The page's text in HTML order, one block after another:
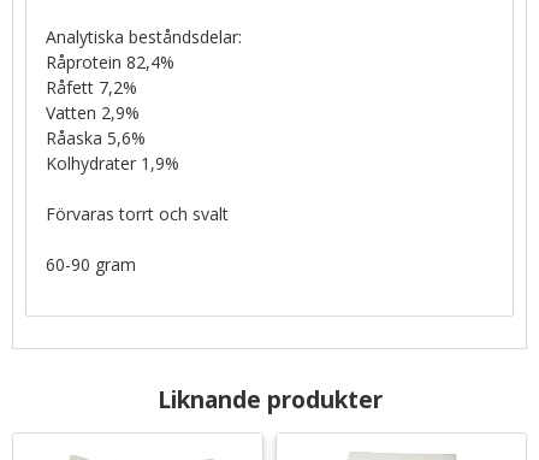
Analytiska beståndsdelar:
Råprotein 82,4%
Råfett 7,2%
Vatten 2,9%
Råaska 5,6%
Kolhydrater 1,9%
Förvaras torrt och svalt
60-90 gram
Liknande produkter